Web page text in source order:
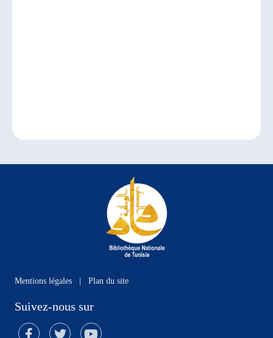
Mentions légales Plan du site
Suivez-nous sur